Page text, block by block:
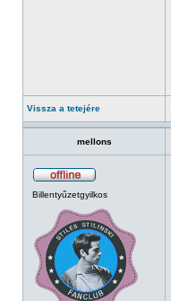
Vissza a tetejére
mellons
Billentyűzetgyilkos